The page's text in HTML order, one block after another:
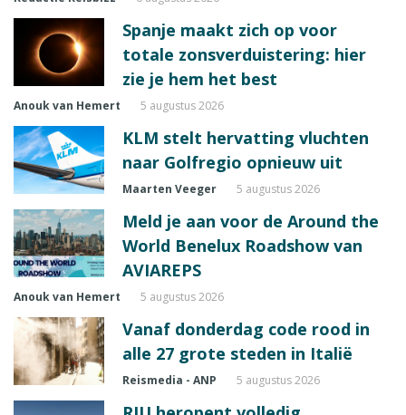
Spanje maakt zich op voor
totale zonsverduistering: hier
zie je hem het best
Anouk van Hemert 5 augustus 2026
KLM stelt hervatting vluchten
naar Golfregio opnieuw uit
Maarten Veeger 5 augustus 2026
Meld je aan voor de Around the
World Benelux Roadshow van
AVIAREPS
Anouk van Hemert 5 augustus 2026
Vanaf donderdag code rood in
alle 27 grote steden in Italië
Reismedia - ANP 5 augustus 2026